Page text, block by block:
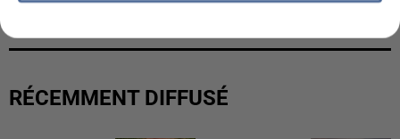
RÉCEMMENT DIFFUSÉ